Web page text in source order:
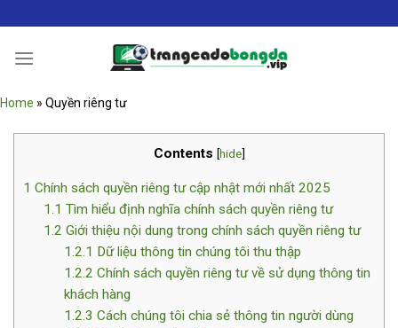
nội
Home » Quyền riêng tư
Contents [hide]
1 Chính sách quyền riêng tư cập nhật mới nhất 2025
1.1 Tìm hiểu định nghĩa chính sách quyền riêng tư
1.2 Giới thiệu nội dung trong chính sách quyền riêng tư
1.2.1 Dữ liệu thông tin chúng tôi thu thập
1.2.2 Chính sách quyền riêng tư về sử dụng thông tin
khách hàng
1.2.3 Cách chúng tôi chia sẻ thông tin người dùng